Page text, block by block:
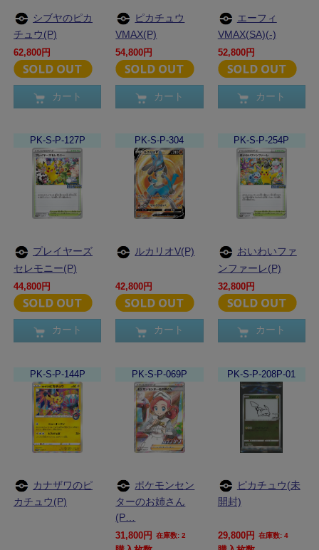
シブヤのピカ
チュウ(P)
62,800円
カート
ピカチュウ
VMAX(P)
54,800円
カート
エーフィ
VMAX(SA)(-)
52,800円
カート
PK-S-P-127P
プレイヤーズ
セレモニー(P)
44,800円
カート
PK-S-P-304
ルカリオV(P)
42,800円
カート
PK-S-P-254P
おいわいファ
ンファーレ(P)
32,800円
カート
PK-S-P-144P
カナザワのピ
カチュウ(P)
PK-S-P-069P
ポケモンセン
ターのお姉さん
(P…
31,800円 在庫数: 2
PK-S-P-208P-01
ピカチュウ(未
開封)
29,800円 在庫数: 4